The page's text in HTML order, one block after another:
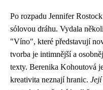
Po rozpadu Jennifer
sólovou dráhu. Vydala
"Víno", které představují
tvorba je intimnější a
texty. Berenika Kohoutová
kreativita neznají hranic. Její